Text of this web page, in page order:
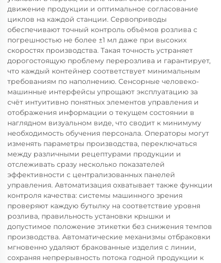
движение продукции и оптимальное согласование
циклов на каждой станции. Сервоприводы
обеспечивают точный контроль объёмов розлива с
погрешностью не более ±1 мл даже при высоких
скоростях производства. Такая точность устраняет
дорогостоящую проблему перерозлива и гарантирует,
что каждый контейнер соответствует минимальным
требованиям по наполнению. Сенсорные человеко-
машинные интерфейсы упрощают эксплуатацию за
счёт интуитивно понятных элементов управления и
отображения информации о текущем состоянии в
наглядном визуальном виде, что сводит к минимуму
необходимость обучения персонала. Операторы могут
изменять параметры производства, переключаться
между различными рецептурами продукции и
отслеживать сразу несколько показателей
эффективности с централизованных панелей
управления. Автоматизация охватывает также функции
контроля качества: системы машинного зрения
проверяют каждую бутылку на соответствие уровня
розлива, правильность установки крышки и
допустимое положение этикетки без снижения темпов
производства. Автоматические механизмы отбраковки
мгновенно удаляют бракованные изделия с линии,
сохраняя непрерывность потока годной продукции к